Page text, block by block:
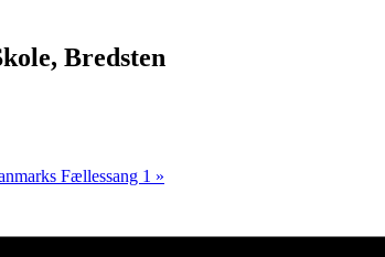
Bredsten
Fællessang 1 »